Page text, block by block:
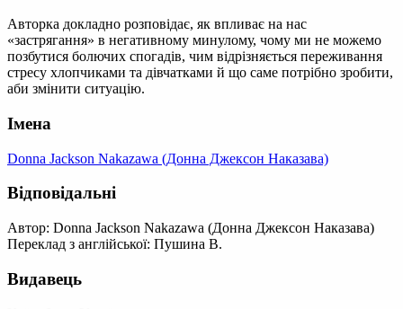
Авторка докладно розповідає, як впливає на нас
«застрягання» в негативному минулому, чому ми не можемо
позбутися болючих спогадів, чим відрізняється переживання
стресу хлопчиками та дівчатками й що саме потрібно зробити,
аби змінити ситуацію.
Імена
Donna Jackson Nakazawa (Донна Джексон Наказава)
Відповідальні
Автор: Donna Jackson Nakazawa (Донна Джексон Наказава)
Переклад з англійської: Пушина В.
Видавець